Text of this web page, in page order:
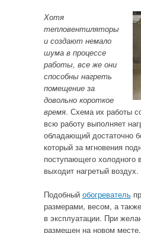
Хотя
тепловентиляторы
и создают немало
шума в процессе
работы, все же они
способны нагреть
помещение за
довольно короткое
время. Схема их работы
всю работу выполняет
обладающий достаточно
который за мгновения
поступающего холодного
выходит нагретый воздух.
Подобный обогреватель
размерами, весом, а
в эксплуатации. При
размещен на новом